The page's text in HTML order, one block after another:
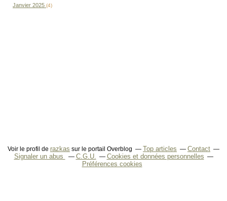
Janvier 2025 (4)
Voir le profil de razkas sur le portail Overblog Top articles
Contact
Signaler un abus
C.G.U.
Cookies et données personnelles
Préférences cookies